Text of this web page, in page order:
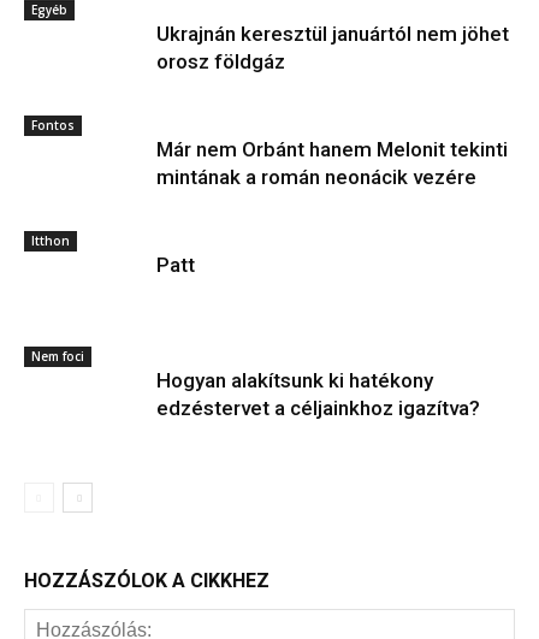
Egyéb
Ukrajnán keresztül januártól nem jöhet
orosz földgáz
Fontos
Már nem Orbánt hanem Melonit tekinti
mintának a román neonácik vezére
Itthon
Patt
Nem foci
Hogyan alakítsunk ki hatékony
edzéstervet a céljainkhoz igazítva?
HOZZÁSZÓLOK A CIKKHEZ